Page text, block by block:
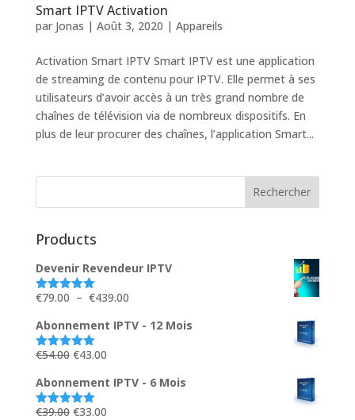
Smart IPTV Activation
par Jonas | Août 3, 2020 | Appareils
Activation Smart IPTV Smart IPTV est une application
de streaming de contenu pour IPTV. Elle permet à ses
utilisateurs d’avoir accès à un très grand nombre de
chaînes de télévision via de nombreux dispositifs. En
plus de leur procurer des chaînes, l’application Smart...
Products
Devenir Revendeur IPTV
Note5.00
€79.00 – €439.00Plage
prix :
€439.00
Abonnement IPTV - 12 Mois
Note5.00
€54.00 Le
initial
était :
€43.00Le
actuel
est :
Abonnement IPTV - 6 Mois
Note5.00
€39.00 Le
€33.00Le